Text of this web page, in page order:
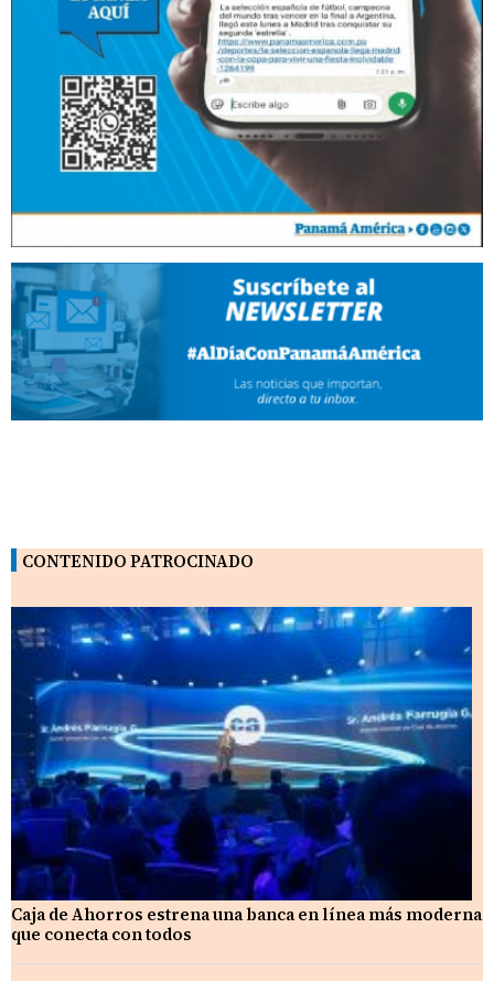
CONTENIDO PATROCINADO
Caja de Ahorros estrena una banca en línea más moderna
que conecta con todos